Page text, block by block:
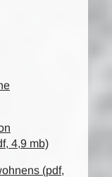
4,9 mb)
(pdf,